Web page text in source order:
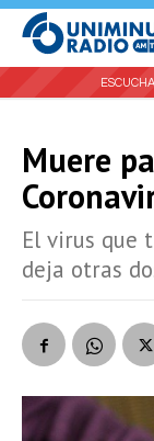
Muere
El virus que
deja otras